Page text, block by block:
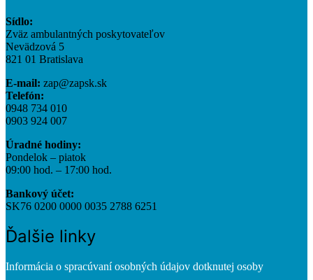
Sídlo:
Zväz ambulantných poskytovateľov
Nevädzová 5
821 01 Bratislava
E-mail: zap@zapsk.sk
Telefón:
0948 734 010
0903 924 007
Úradné hodiny:
Pondelok – piatok
09:00 hod. – 17:00 hod.
Bankový účet:
SK76 0200 0000 0035 2788 6251
Ďalšie linky
Informácia o spracúvaní osobných údajov dotknutej osoby